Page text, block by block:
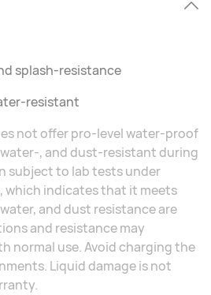
splash-resistance
resistant
not offer pro-level water-proof
, and dust-resistant during
subject to lab tests under
indicates that it meets
and dust resistance are
and resistance may
normal use. Avoid charging the
Liquid damage is not